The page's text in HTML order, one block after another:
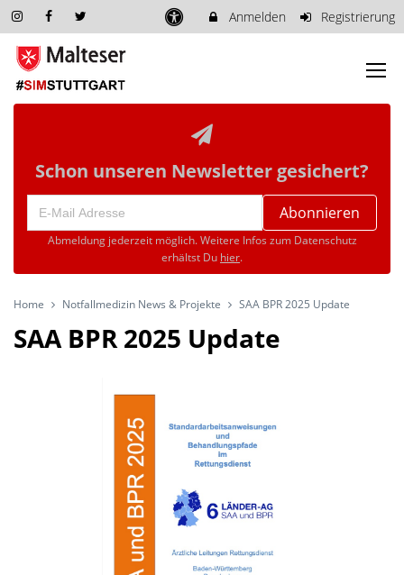
Anmelden Registrierung
Schon unseren Newsletter gesichert?
Abonnieren
Abmeldung jederzeit möglich. Weitere Infos zum Datenschutz
erhältst Du hier.
Home Notfallmedizin News & Projekte SAA BPR 2025 Update
SAA BPR 2025 Update